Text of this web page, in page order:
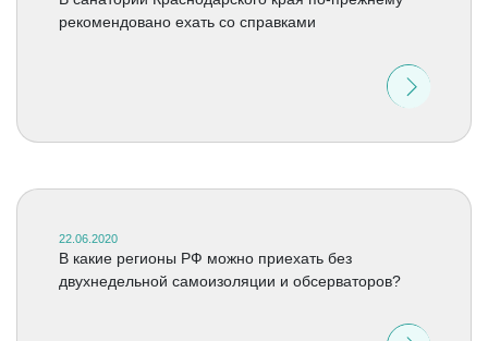
рекомендовано ехать со справками
22.06.2020
В какие регионы РФ можно приехать без
двухнедельной самоизоляции и обсерваторов?